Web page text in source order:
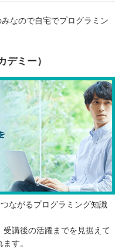
なので自宅でプログラミン
デミー）
ながるプログラミング知識
講後の活躍までを見据えて
す。